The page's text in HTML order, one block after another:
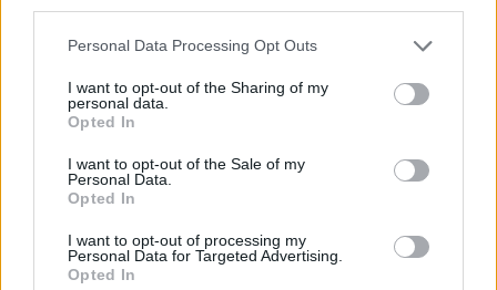
Personal Data Processing Opt Outs
I want to opt-out of the Sharing of my
personal data.
Opted In
I want to opt-out of the Sale of my
Personal Data.
Opted In
I want to opt-out of processing my
Personal Data for Targeted Advertising.
Opted In
Οι κτηνοτρόφοι και οι μελισσοκόμοι
αναγγέλλουν την ζημιά που έχουν υποστεί στο
στο τηλ.: 2710-230640 (ΕΛΓΑ Τρίπολης, κα
Βελισσάρη Γεωργία). (Αφορά μόνο απώλεια
ζώων και μελισσών, όχι εγκαταστάσεων)
ΣΧΕΤΙΚΑ ΜΕ ΤΟ ΠΡΟΓΡΑΜΜΑ ΚΡΑΤΙΚΩΝ
ΟΙΚΟΝΟΜΙΚΩΝ ΕΝΙΣΧΥΣΕΩΝ (ΠΣΕΑ)
Το πρόγραμμα καλύπτει τις παρακάτω ζημιές: